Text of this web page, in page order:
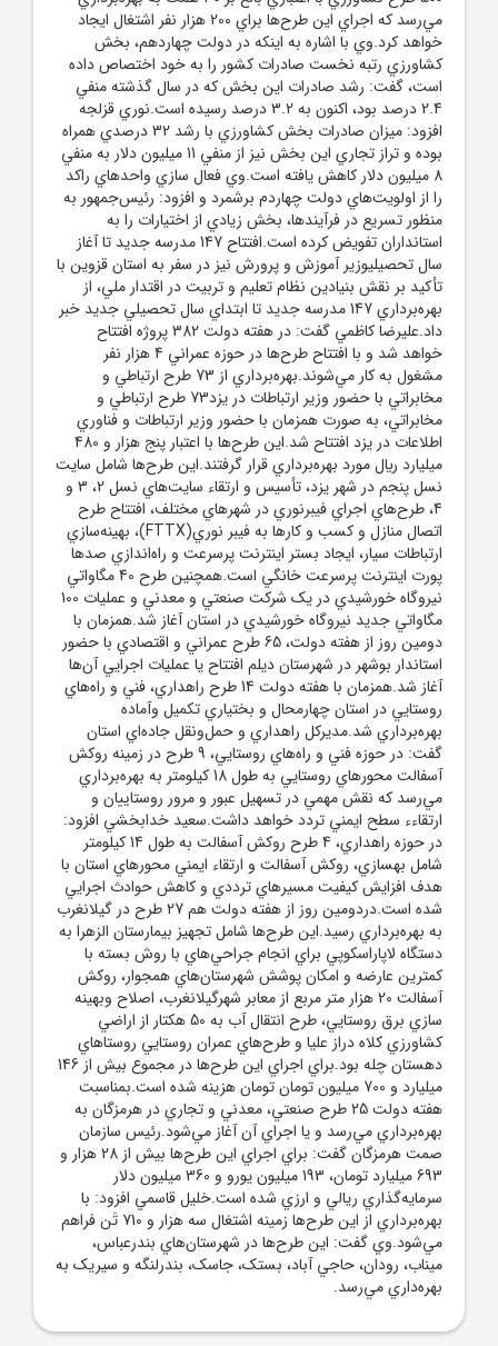
مي‌رسد که اجراي اين طرح‌ها براي 200 هزار نفر اشتغال ايجاد
خواهد کرد.وي با اشاره به اينکه در دولت چهاردهم، بخش
کشاورزي رتبه نخست صادرات کشور را به خود اختصاص داده
است، گفت: رشد صادرات اين بخش که در سال گذشته منفي
2.4 درصد بود، اکنون به 3.2 درصد رسيده است.نوري قزلجه
افزود: ميزان صادرات بخش کشاورزي با رشد 32 درصدي همراه
بوده و تراز تجاري اين بخش نيز از منفي 11 ميليون دلار به منفي
8 ميليون دلار کاهش يافته است.وي فعال سازي واحدهاي راکد
را از اولويت‌هاي دولت چهاردم برشمرد و افزود: رئيس‌جمهور به
منظور تسريع در فرآيندها، بخش زيادي از اختيارات را به
استانداران تفويض کرده است.افتتاح 147 مدرسه جديد تا آغاز
سال تحصيليوزير آموزش و پرورش نيز در سفر به استان قزوين با
تأکيد بر نقش بنيادين نظام تعليم و تربيت در اقتدار ملي، از
بهره‌برداري 147 مدرسه جديد تا ابتداي سال تحصيلي جديد خبر
داد.عليرضا کاظمي گفت: در هفته دولت 382 پروژه افتتاح
خواهد شد و با افتتاح طرح‌ها در حوزه عمراني 4 هزار نفر
مشغول به کار مي‌شوند.بهره‌برداري از 73 طرح ارتباطي و
مخابراتي با حضور وزير ارتباطات در يزد73 طرح ارتباطي و
مخابراتي، به صورت همزمان با حضور وزير ارتباطات و فناوري
اطلاعات در يزد افتتاح شد.اين طرح‌ها با اعتبار پنج هزار و 480
ميليارد ريال مورد بهره‌برداري قرار گرفتند.اين طرح‌ها شامل سايت
نسل پنجم در شهر يزد، تأسيس و ارتقاء سايت‌هاي نسل 2، 3 و
4، طرح‌هاي اجراي فيبرنوري در شهرهاي مختلف، افتتاح طرح
اتصال منازل و کسب و کارها به فيبر نوري(FTTX)، بهينه‌سازي
ارتباطات سيار، ايجاد بستر اينترنت پرسرعت و راه‌اندازي صدها
پورت اينترنت پرسرعت خانگي است.همچنين طرح 40 مگاواتي
نيروگاه خورشيدي در يک شرکت صنعتي و معدني و عمليات 100
مگاواتي جديد نيروگاه خورشيدي در استان آغاز شد.همزمان با
دومين روز از هفته دولت، 65 طرح عمراني و اقتصادي با حضور
استاندار بوشهر در شهرستان ديلم افتتاح يا عمليات اجرايي آن‌ها
آغاز شد.همزمان با هفته دولت 14 طرح راهداري، فني و راه‌هاي
روستايي در استان چهارمحال و بختياري تکميل وآماده
بهره‌برداري شد.مديرکل راهداري و حمل‌ونقل جاده‌اي استان
گفت: در حوزه فني و راه‌هاي روستايي، 9 طرح در زمينه روکش
آسفالت محور‌هاي روستايي به طول 18 کيلومتر به بهره‌برداري
مي‌رسد که نقش مهمي در تسهيل عبور و مرور روستاييان و
ارتقاءء سطح ايمني تردد خواهد داشت.سعيد خدابخشي افزود:
در حوزه راهداري، 4 طرح روکش آسفالت به طول 14 کيلومتر
شامل بهسازي، روکش آسفالت و ارتقاء ايمني محور‌هاي استان با
هدف افزايش کيفيت مسير‌هاي ترددي و کاهش حوادث اجرايي
شده است.دردومين روز از هفته دولت هم 27 طرح در گيلانغرب
به بهره‌برداري رسيد.اين طرح‌ها شامل تجهيز بيمارستان الزهرا به
دستگاه لاپاراسکوپي براي انجام جراحي‌هاي با روش بسته با
کمترين عارضه و امکان پوشش شهرستان‌هاي همجوار، روکش
آسفالت 20 هزار متر مربع از معابر شهرگيلانغرب، اصلاح وبهينه
سازي برق روستايي، طرح انتقال آب به 50 هکتار از اراضي
کشاورزي کلاه دراز عليا و طرح‌هاي عمران روستايي روستا‌هاي
دهستان چله بود.براي اجراي اين طرح‌ها در مجموع بيش از 146
ميليارد و 700 ميليون تومان تومان هزينه شده است.بمناسبت
هفته دولت 25 طرح صنعتي، معدني و تجاري در هرمزگان به
بهره‌برداري مي‌رسد و يا اجراي آن آغاز مي‌شود.رئيس سازمان
صمت هرمزگان گفت: براي اجراي اين طرح‌ها بيش از 28 هزار و
693 ميليارد تومان، 193 ميليون يورو و 360 ميليون دلار
سرمايه‌گذاري ريالي و ارزي شده است.خليل قاسمي افزود: با
بهره‌برداري از اين طرح‌ها زمينه اشتغال سه هزار و 710 تَن فراهم
مي‌شود.وي گفت: اين طرح‌ها در شهرستان‌هاي بندرعباس،
ميناب، رودان، حاجي آباد، بستک، جاسک، بندرلنگه و سيريک به
بهره‌داري مي‌رسد.